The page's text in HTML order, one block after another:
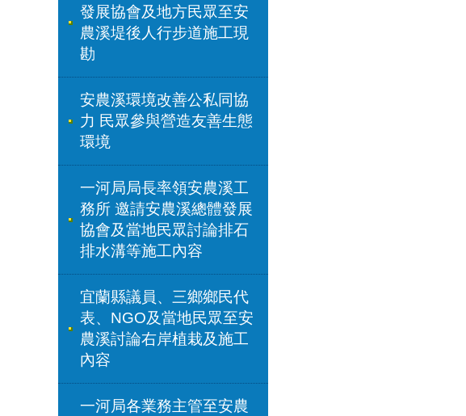
發展協會及地方民眾至安
農溪堤後人行步道施工現
勘
安農溪環境改善公私同協
力 民眾參與營造友善生態
環境
一河局局長率領安農溪工
務所 邀請安農溪總體發展
協會及當地民眾討論排石
排水溝等施工內容
宜蘭縣議員、三鄉鄉民代
表、NGO及當地民眾至安
農溪討論右岸植栽及施工
內容
一河局各業務主管至安農